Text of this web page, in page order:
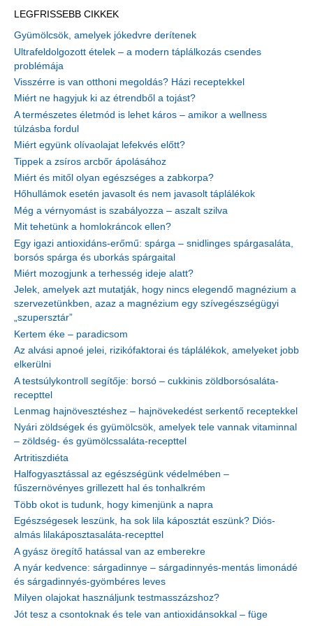
LEGFRISSEBB CIKKEK
Gyümölcsök, amelyek jókedvre derítenek
Ultrafeldolgozott ételek – a modern táplálkozás csendes
problémája
Visszérre is van otthoni megoldás? Házi receptekkel
Miért ne hagyjuk ki az étrendből a tojást?
A természetes életmód is lehet káros – amikor a wellness
túlzásba fordul
Miért együnk olívaolajat lefekvés előtt?
Tippek a zsíros arcbőr ápolásához
Miért és mitől olyan egészséges a zabkorpa?
Hőhullámok esetén javasolt és nem javasolt táplálékok
Még a vérnyomást is szabályozza – aszalt szilva
Mit tehetünk a homlokráncok ellen?
Egy igazi antioxidáns-erőmű: spárga – snidlinges spárgasaláta,
borsós spárga és uborkás spárgaital
Miért mozogjunk a terhesség ideje alatt?
Jelek, amelyek azt mutatják, hogy nincs elegendő magnézium a
szervezetünkben, azaz a magnézium egy szívegészségügyi
„szupersztár”
Kertem éke – paradicsom
Az alvási apnoé jelei, rizikófaktorai és táplálékok, amelyeket jobb
elkerülni
A testsúlykontroll segítője: borsó – cukkinis zöldborsósaláta-
recepttel
Lenmag hajnövesztéshez – hajnövekedést serkentő receptekkel
Nyári zöldségek és gyümölcsök, amelyek tele vannak vitaminnal
– zöldség- és gyümölcssaláta-recepttel
Artritiszdiéta
Halfogyasztással az egészségünk védelmében –
fűszernövényes grillezett hal és tonhalkrém
Több okot is tudunk, hogy kimenjünk a napra
Egészségesek leszünk, ha sok lila káposztát eszünk? Diós-
almás lilakáposztasaláta-recepttel
A gyász öregítő hatással van az emberekre
A nyár kedvence: sárgadinnye – sárgadinnyés-mentás limonádé
és sárgadinnyés-gyömbéres leves
Milyen olajokat használjunk testmasszázshoz?
Jót tesz a csontoknak és tele van antioxidánsokkal – füge